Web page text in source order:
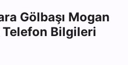
Gölbaşı Mogan
Telefon Bilgileri